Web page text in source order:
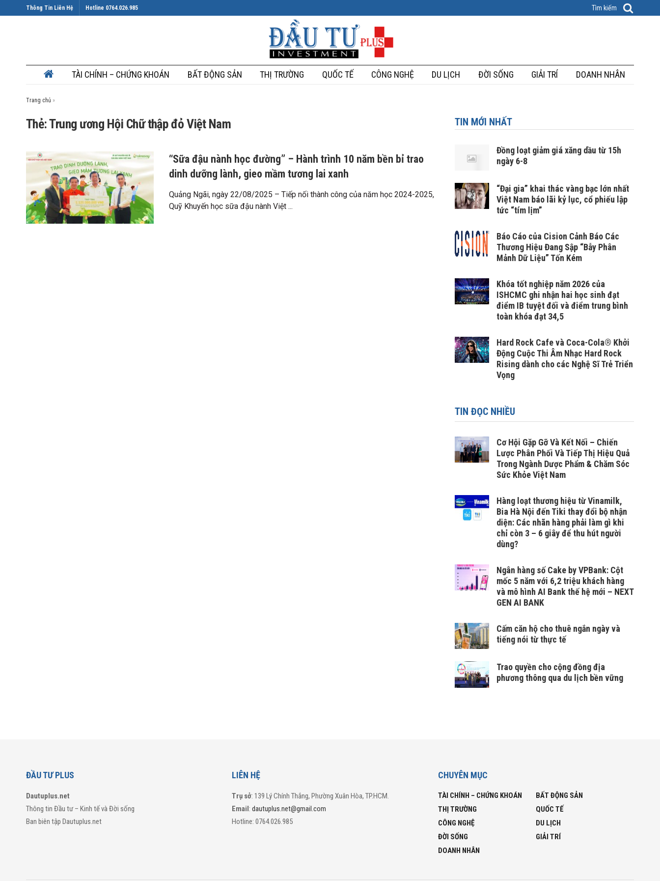
Thông Tin Liên Hệ Hotline 0764.026.985
TÀI CHÍNH – CHỨNG KHOÁN BẤT ĐỘNG SẢN THỊ TRƯỜNG QUỐC TẾ CÔNG NGHỆ DU LỊCH ĐỜI SỐNG GIẢI TRÍ DOANH NHÂN
Trang chủ »
Thẻ: Trung ương Hội Chữ thập đỏ Việt Nam
“Sữa đậu nành học đường” – Hành trình 10 năm bền bỉ trao
dinh dưỡng lành, gieo mầm tương lai xanh
Quảng Ngãi, ngày 22/08/2025 – Tiếp nối thành công của năm học 2024-2025,
Quỹ Khuyến học sữa đậu nành Việt ...
TIN MỚI NHẤT
Đồng loạt giảm giá xăng dầu từ 15h
ngày 6-8
“Đại gia” khai thác vàng bạc lớn nhất
Việt Nam báo lãi kỷ lục, cổ phiếu lập
tức “tím lịm”
Báo Cáo của Cision Cảnh Báo Các
Thương Hiệu Đang Sập “Bẫy Phân
Mảnh Dữ Liệu” Tốn Kém
Khóa tốt nghiệp năm 2026 của
ISHCMC ghi nhận hai học sinh đạt
điểm IB tuyệt đối và điểm trung bình
toàn khóa đạt 34,5
Hard Rock Cafe và Coca-Cola® Khởi
Động Cuộc Thi Âm Nhạc Hard Rock
Rising dành cho các Nghệ Sĩ Trẻ Triển
Vọng
TIN ĐỌC NHIỀU
Cơ Hội Gặp Gỡ Và Kết Nối – Chiến
Lược Phân Phối Và Tiếp Thị Hiệu Quả
Trong Ngành Dược Phẩm & Chăm Sóc
Sức Khỏe Việt Nam
Hàng loạt thương hiệu từ Vinamilk,
Bia Hà Nội đến Tiki thay đổi bộ nhận
diện: Các nhãn hàng phải làm gì khi
chỉ còn 3 – 6 giây để thu hút người
dùng?
Ngân hàng số Cake by VPBank: Cột
mốc 5 năm với 6,2 triệu khách hàng
và mô hình AI Bank thế hệ mới – NEXT
GEN AI BANK
Cấm căn hộ cho thuê ngắn ngày và
tiếng nói từ thực tế
Trao quyền cho cộng đồng địa
phương thông qua du lịch bền vững
ĐẦU TƯ PLUS
Dautuplus.net
Thông tin Đầu tư – Kinh tế và Đời sống
Ban biên tập Dautuplus.net
LIÊN HỆ
Trụ sở: 139 Lý Chính Thắng, Phường Xuân Hòa, TP.HCM.
Email:dautuplus.net@gmail.com
Hotline: 0764.026.985
CHUYÊN MỤC
TÀI CHÍNH – CHỨNG KHOÁN
BẤT ĐỘNG SẢN
THỊ TRƯỜNG
QUỐC TẾ
CÔNG NGHỆ
DU LỊCH
ĐỜI SỐNG
GIẢI TRÍ
DOANH NHÂN